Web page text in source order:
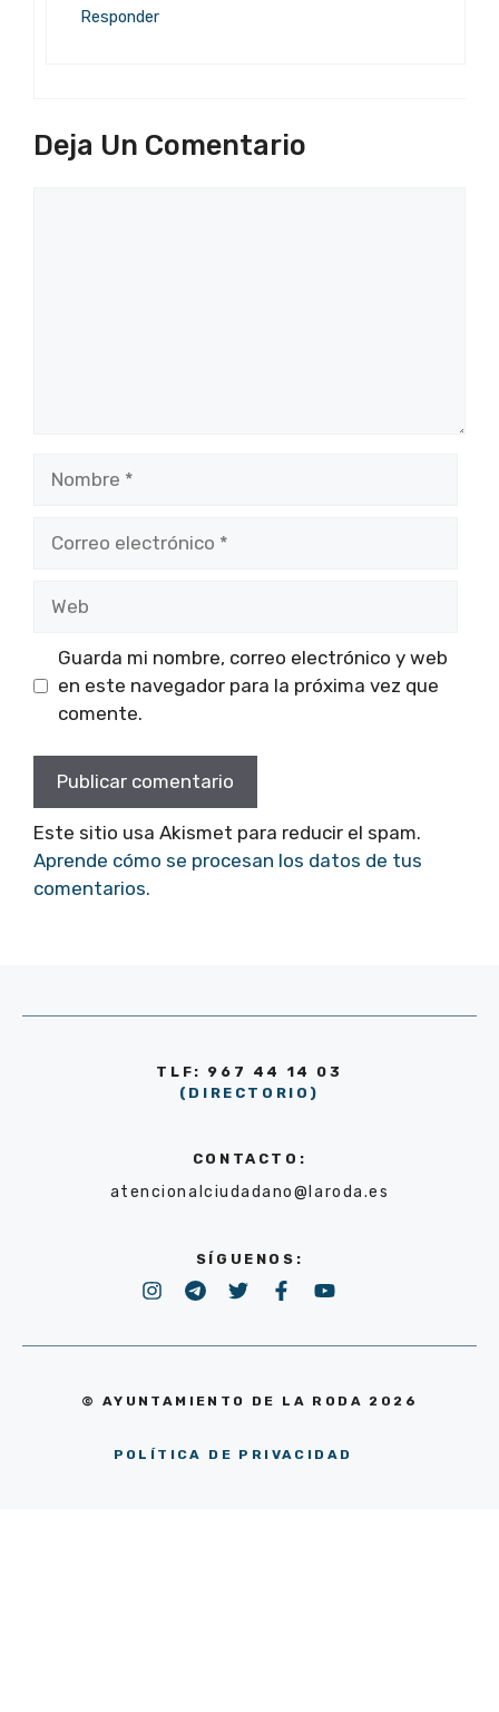
Responder
Deja Un Comentario
electrónico
Guarda mi nombre, correo electrónico y web
en este navegador para la próxima vez que
comente.
Este sitio usa Akismet para reducir el spam.
Aprende cómo se procesan los datos de tus
comentarios.
TLF: 967 44 14 03
(DIRECTORIO)
CONTACTO:
atencionalciudadano@laroda.es
SÍGUENOS:
© AYUNTAMIENTO DE LA RODA 2026
POLÍTICA DE PRIVACIDAD